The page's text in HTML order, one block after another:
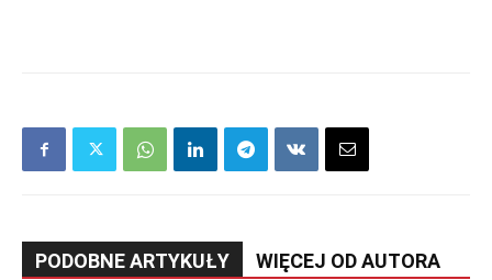
PODOBNE ARTYKUŁY WIĘCEJ OD AUTORA